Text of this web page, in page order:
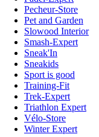
Pecheur-Store
Pet and Garden
Slowood Interior
Smash-Expert
Sneak'In
Sneakids
Sport is good
Training-Fit
Trek-Expert
Triathlon Expert
Vélo-Store
Winter Expert